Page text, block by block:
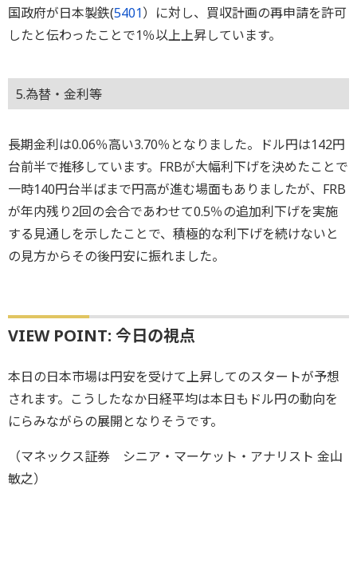
国政府が日本製鉄(5401）に対し、買収計画の再申請を許可
したと伝わったことで1％以上上昇しています。
5.為替・金利等
長期金利は0.06％高い3.70％となりました。ドル円は142円
台前半で推移しています。FRBが大幅利下げを決めたことで
一時140円台半ばまで円高が進む場面もありましたが、FRB
が年内残り2回の会合であわせて0.5％の追加利下げを実施
する見通しを示したことで、積極的な利下げを続けないと
の見方からその後円安に振れました。
VIEW POINT: 今日の視点
本日の日本市場は円安を受けて上昇してのスタートが予想
されます。こうしたなか日経平均は本日もドル円の動向を
にらみながらの展開となりそうです。
（マネックス証券 シニア・マーケット・アナリスト 金山
敏之）